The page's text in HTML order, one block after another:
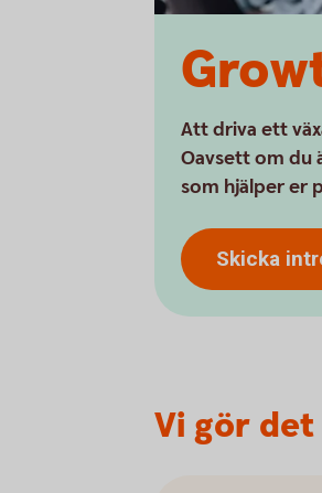
Att driva ett
Oavsett om du
som hjälper er
Skicka
Vi gör